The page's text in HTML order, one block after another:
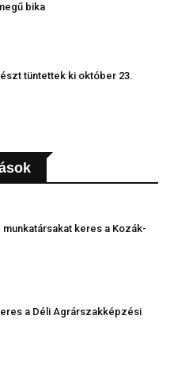
bika
tüntettek ki október 23.
keres a Kozák-
a Déli Agrárszakképzési